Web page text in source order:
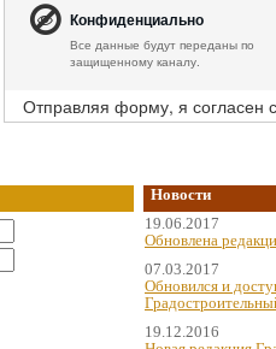
Конфиденциально
Все данные будут переданы по
защищенному каналу.
Отправляя форму, я согласен
Новости
19.06.2017
Обновлена
07.03.2017
Обновился и
19.12.2016